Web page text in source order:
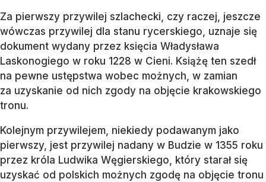
Za pierwszy przywilej szlachecki, czy raczej, jeszcze
wówczas przywilej dla stanu rycerskiego, uznaje się
dokument wydany przez księcia Władysława
Laskonogiego w roku 1228 w Cieni. Książę ten szedł
na pewne ustępstwa wobec możnych, w zamian
za uzyskanie od nich zgody na objęcie krakowskiego
tronu.
Kolejnym przywilejem, niekiedy podawanym jako
pierwszy, jest przywilej nadany w Budzie w 1355 roku
przez króla Ludwika Węgierskiego, który starał się
uzyskać od polskich możnych zgodę na objęcie tronu